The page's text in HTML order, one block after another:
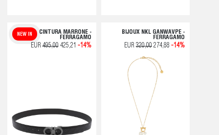
CINTURA MARRONE -
FERRAGAMO
NEW IN
EUR495,00425,21 -14%
BIJOUX NKL GANWAVPE -
FERRAGAMO
EUR 320,00 274,88 -14%